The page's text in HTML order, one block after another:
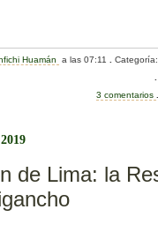
Huamán a las 07:11 .
3 comentarios
de Lima: la